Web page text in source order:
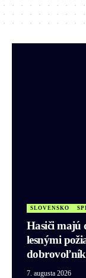
SLOVENSKO
Hasiči majú
lesnými
7. augusta 2026